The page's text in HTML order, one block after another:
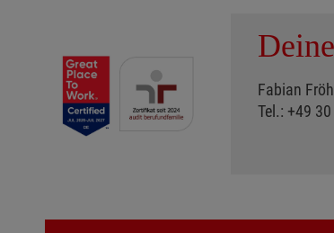
Fabian
Tel.: +49